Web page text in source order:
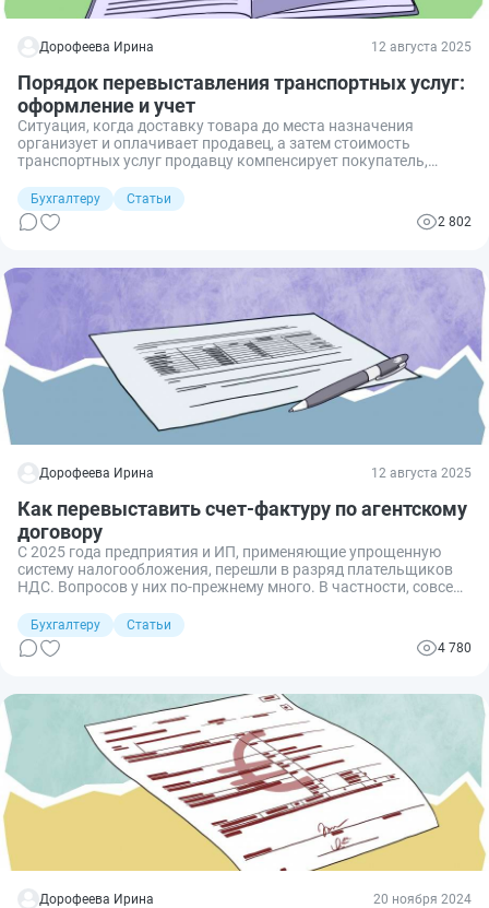
Дорофеева Ирина 12 августа 2025
Порядок перевыставления транспортных услуг:
оформление и учет
Ситуация, когда доставку товара до места назначения
организует и оплачивает продавец, а затем стоимость
транспортных услуг продавцу компенсирует покупатель,
правильно оформить перевыставление услуг по доставке
товара.
Бухгалтеру
Статьи
2 802
Дорофеева Ирина 12 августа 2025
Как перевыставить счет-фактуру по агентскому
договору
С 2025 года предприятия и ИП, применяющие упрощенную
систему налогообложения, перешли в разряд плательщиков
НДС. Вопросов у них по-прежнему много. В частности, совсем
фактуру, если агент действует от своего имени, но в интересах
и за счет принципала? Рассказываем.
Бухгалтеру
Статьи
4 780
Дорофеева Ирина 20 ноября 2024